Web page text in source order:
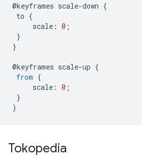
@keyframes scale-down {
to {
scale : 0 ;
}
}
@keyframes scale-up {
from {
scale : 0 ;
}
}
Tokopedia